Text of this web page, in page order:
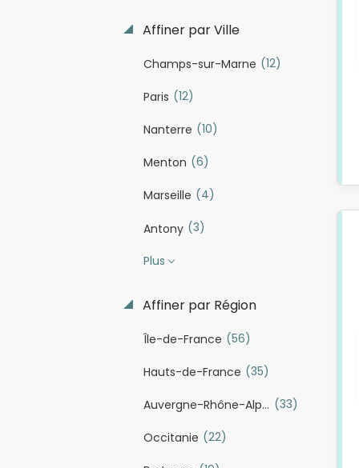
Affiner par Ville
Champs-sur-Marne (12)
Paris (12)
Nanterre (10)
Menton (6)
Marseille (4)
Antony (3)
Plus
Affiner par Région
Île-de-France (56)
Hauts-de-France (35)
Auvergne-Rhône-Alpes (33)
Occitanie (22)